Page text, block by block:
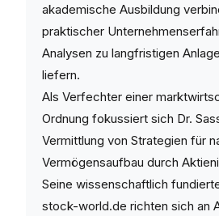
akademische Ausbildung
praktischer
Analysen zu langfristigen
liefern.
Als Verfechter einer
Ordnung fokussiert sich Dr.
Vermittlung von Strategien für
Vermögensaufbau durch
Seine wissenschaftlich
stock-world.de richten sich an